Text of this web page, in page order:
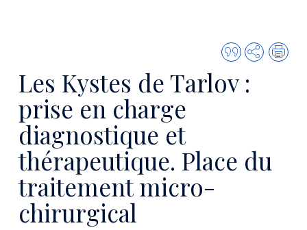
Citer
cette
publication
Partager
Les Kystes de Tarlov :
prise en charge
diagnostique et
thérapeutique. Place du
traitement micro-
chirurgical